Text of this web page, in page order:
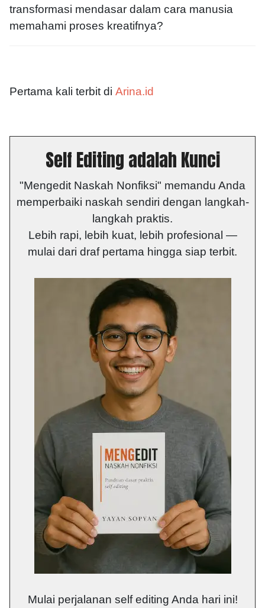
transformasi mendasar dalam cara manusia
memahami proses kreatifnya?
Pertama kali terbit di Arina.id
Self Editing adalah Kunci
"Mengedit Naskah Nonfiksi" memandu Anda
memperbaiki naskah sendiri dengan langkah-
langkah praktis.
Lebih rapi, lebih kuat, lebih profesional —
mulai dari draf pertama hingga siap terbit.
Mulai perjalanan self editing Anda hari ini!